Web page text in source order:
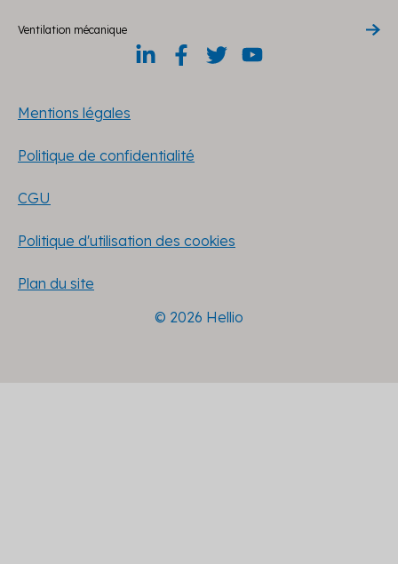
Ventilation mécanique
Mentions légales
Politique de confidentialité
CGU
Politique d'utilisation des cookies
Plan du site
© 2026 Hellio